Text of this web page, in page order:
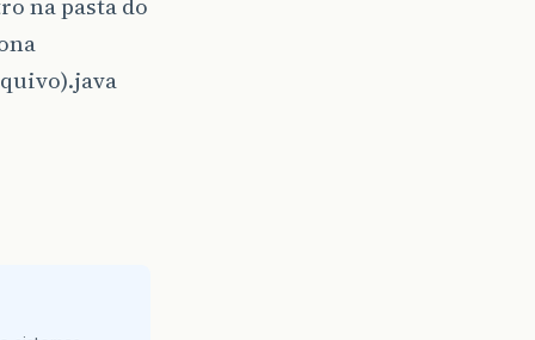
na pasta do